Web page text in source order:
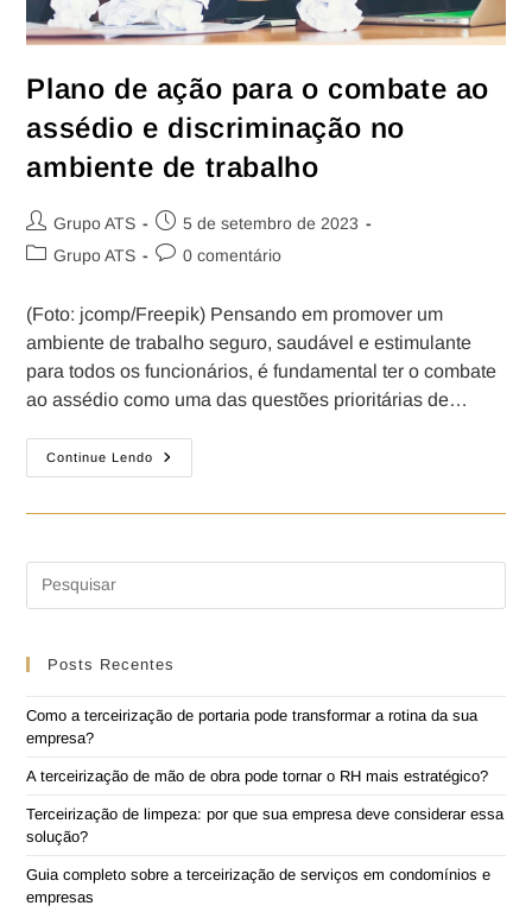
Plano de ação para o combate ao
assédio e discriminação no
ambiente de trabalho
Grupo ATS
5 de setembro de 2023
Grupo ATS
0 comentário
(Foto: jcomp/Freepik) Pensando em promover um
ambiente de trabalho seguro, saudável e estimulante
para todos os funcionários, é fundamental ter o combate
ao assédio como uma das questões prioritárias de…
Continue Lendo
Posts Recentes
Como a terceirização de portaria pode transformar a rotina da sua
empresa?
A terceirização de mão de obra pode tornar o RH mais estratégico?
Terceirização de limpeza: por que sua empresa deve considerar essa
solução?
Guia completo sobre a terceirização de serviços em condomínios e
empresas